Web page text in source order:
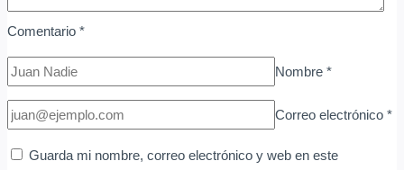
Comentario *
Nombre *
Correo electrónico *
Guarda mi nombre, correo electrónico y web en este